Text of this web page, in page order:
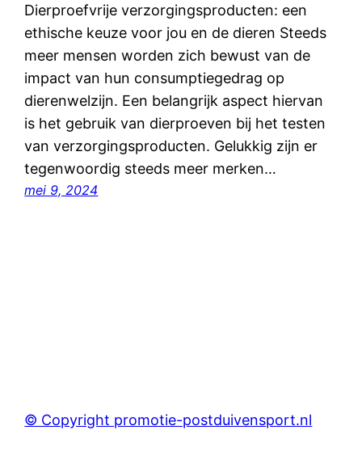
Dierproefvrije verzorgingsproducten: een
ethische keuze voor jou en de dieren Steeds
meer mensen worden zich bewust van de
impact van hun consumptiegedrag op
dierenwelzijn. Een belangrijk aspect hiervan
is het gebruik van dierproeven bij het testen
van verzorgingsproducten. Gelukkig zijn er
tegenwoordig steeds meer merken…
mei 9, 2024
© Copyright promotie-postduivensport.nl